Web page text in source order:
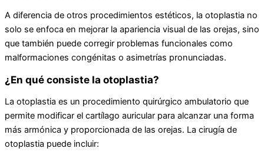
A diferencia de otros procedimientos estéticos, la otoplastia no
solo se enfoca en mejorar la apariencia visual de las orejas, sino
que también puede corregir problemas funcionales como
malformaciones congénitas o asimetrías pronunciadas.
¿En qué consiste la otoplastia?
La otoplastia es un procedimiento quirúrgico ambulatorio que
permite modificar el cartílago auricular para alcanzar una forma
más armónica y proporcionada de las orejas. La cirugía de
otoplastia puede incluir: